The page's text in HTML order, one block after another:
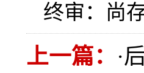
终审：尚
上一篇： ·